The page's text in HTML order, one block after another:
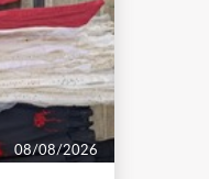
08/08/2026